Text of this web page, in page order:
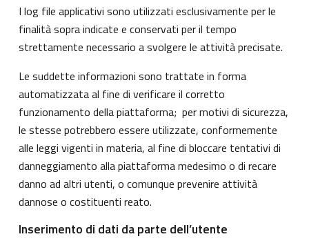
I log file applicativi sono utilizzati esclusivamente per le
finalità sopra indicate e conservati per il tempo
strettamente necessario a svolgere le attività precisate.
Le suddette informazioni sono trattate in forma
automatizzata al fine di verificare il corretto
funzionamento della piattaforma; per motivi di sicurezza,
le stesse potrebbero essere utilizzate, conformemente
alle leggi vigenti in materia, al fine di bloccare tentativi di
danneggiamento alla piattaforma medesimo o di recare
danno ad altri utenti, o comunque prevenire attività
dannose o costituenti reato.
Inserimento di dati da parte dell’utente